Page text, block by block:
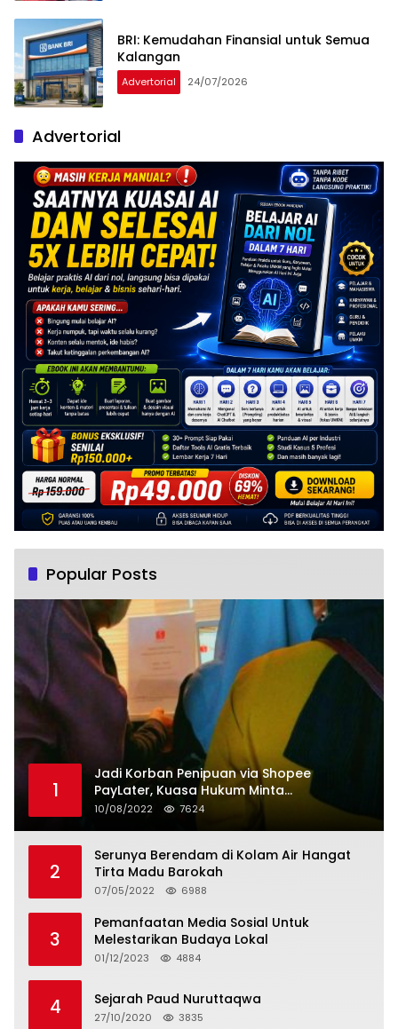
BRI: Kemudahan Finansial untuk Semua
Kalangan
Advertorial 24/07/2026
Advertorial
Popular Posts
1
Jadi Korban Penipuan via Shopee
PayLater, Kuasa Hukum Minta
Penangguhan Tagihan dan Hapus Bunga
10/08/2022 7624
2
Serunya Berendam di Kolam Air Hangat
Tirta Madu Barokah
07/05/2022 6988
3
Pemanfaatan Media Sosial Untuk
Melestarikan Budaya Lokal
01/12/2023 4884
4 Sejarah Paud Nuruttaqwa
27/10/2020 3835